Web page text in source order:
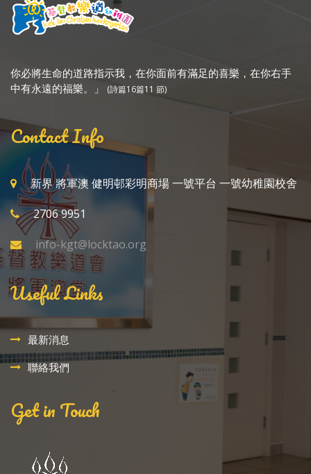
你必將生命的道路指示我，在你面前有滿足的喜樂，在你右手
中有永遠的福樂。」
(詩篇16篇11 節)
Contact Info
新界 將軍澳 健明邨彩明商場 一號平台 一號幼稚園校舍
2706 9951
info-kgt@locktao.org
Useful Links
最新消息
聯絡我們
Get in Touch